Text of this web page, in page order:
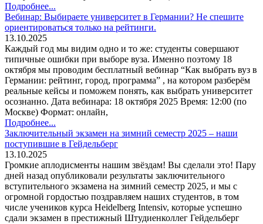
Подробнее...
Вебинар: Выбираете университет в Германии? Не спешите
ориентироваться только на рейтинги.
13.10.2025
Каждый год мы видим одно и то же: студенты совершают
типичные ошибки при выборе вуза. Именно поэтому 18
октября мы проводим бесплатный вебинар “Как выбрать вуз в
Германии: рейтинг, город, программа” , на котором разберём
реальные кейсы и поможем понять, как выбрать университет
осознанно. Дата вебинара: 18 октября 2025 Время: 12:00 (по
Москве) Формат: онлайн,
Подробнее...
Заключительный экзамен на зимний семестр 2025 – наши
поступившие в Гейдельберг
13.10.2025
Громкие аплодисменты нашим звёздам! Вы сделали это! Пару
дней назад опубликовали результаты заключительного
вступительного экзамена на зимний семестр 2025, и мы с
огромной гордостью поздравляем наших студентов, в том
числе учеников курса Heidelberg Intensiv, которые успешно
сдали экзамен в престижный Штудиенколлег Гейдельберг